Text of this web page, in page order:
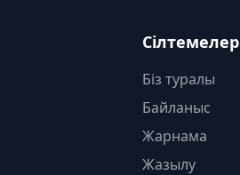
Сілтемелер
Біз туралы
Байланыс
Жарнама
Жазылу